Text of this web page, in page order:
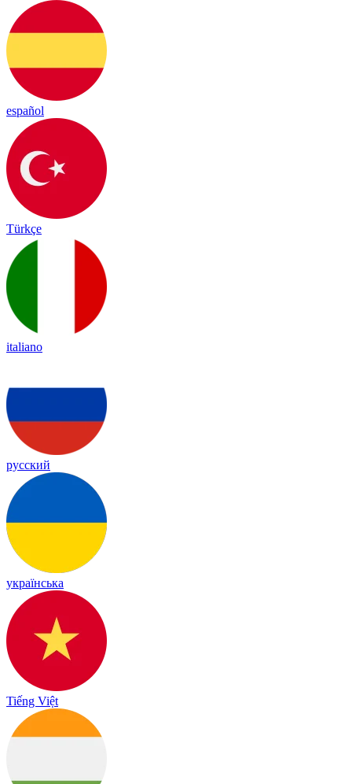
español
Türkçe
italiano
русский
українська
Tiếng Việt